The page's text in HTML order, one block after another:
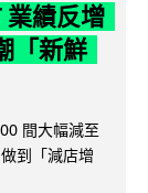
業績反增
「新鮮
間大幅減至
到「減店增